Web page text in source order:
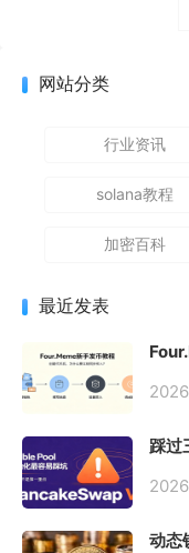
网站分类
行业资讯
solana教程
加密百科
最近发表
踩过
初始
动态